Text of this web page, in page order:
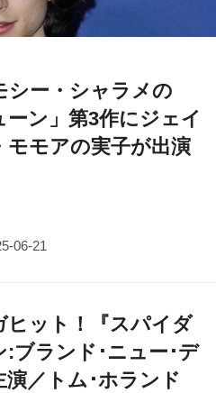
シー・シャラメの
ーン」第3作にジェイ
モモアの実子が出演
ット！『スパイダ
:ブランド･ニュー･デ
演／トム･ホランド